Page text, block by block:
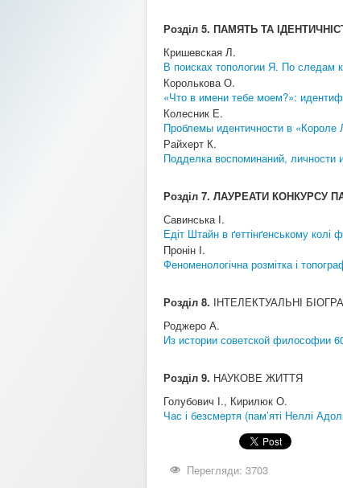
Розділ 5. ПАМЯТЬ ТА
Кришевская Л.
В поисках топологии Я. По следам
Королькова О.
«Что в имени тебе моем?»:
Колесник Е.
Проблемы идентичности в
Райхерт К.
Подделка воспоминаний, личности
Розділ 7. ЛАУРЕАТИ КОНКУРСУ
Савинська І.
Едіт Штайн в ґеттінґенському колі
Пронін І.
Феноменологічна розмітка і
Розділ 8. ІНТЕЛЕКТУАЛЬНІ
Роджеро А.
Из истории советской философии
Розділ 9. НАУКОВЕ ЖИТТЯ
Голубович І., Кирилюк О.
Час і безсмертя (пам’яті Неллі
Перегляди: 3703